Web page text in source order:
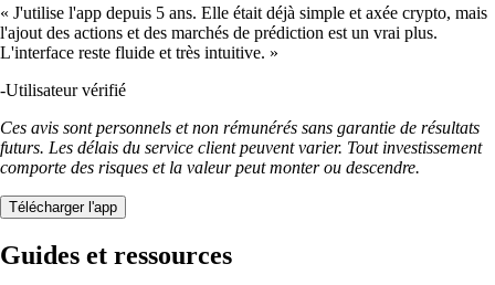
« J'utilise l'app depuis 5 ans. Elle était déjà simple et axée crypto, mais
l'ajout des actions et des marchés de prédiction est un vrai plus.
L'interface reste fluide et très intuitive. »
-Utilisateur vérifié
Ces avis sont personnels et non rémunérés sans garantie de résultats
futurs. Les délais du service client peuvent varier. Tout investissement
comporte des risques et la valeur peut monter ou descendre.
Télécharger l'app
Guides et ressources